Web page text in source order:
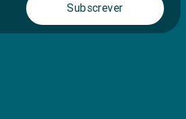
Subscrever